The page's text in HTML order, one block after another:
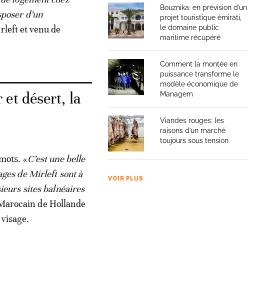
d’un
et venu de
et désert, la
«C’est une belle
de Mirleft sont à
sites balnéaires
de Hollande
Bouznika: en prévision d’un
projet touristique émirati,
le domaine public
maritime récupéré
Comment la montée en
puissance transforme le
modèle économique de
Managem
Viandes rouges: les
raisons d’un marché
toujours sous tension
VOIR PLUS